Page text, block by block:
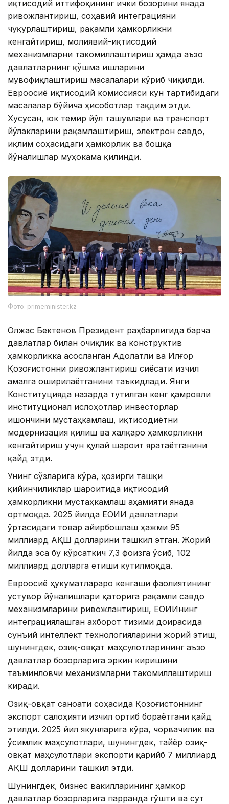
иқтисодий иттифоқининг ички бозорини янада
ривожлантириш, соҳавий интеграцияни
чуқурлаштириш, рақамли ҳамкорликни
кенгайтириш, молиявий-иқтисодий
механизмларни такомиллаштириш ҳамда аъзо
давлатларнинг қўшма ишларини
мувофиқлаштириш масалалари кўриб чиқилди.
Евроосиё иқтисодий комиссияси кун тартибидаги
масалалар бўйича ҳисоботлар тақдим этди.
Хусусан, юк темир йўл ташувлари ва транспорт
йўлакларини рақамлаштириш, электрон савдо,
иқлим соҳасидаги ҳамкорлик ва бошқа
йўналишлар муҳокама қилинди.
Фото: primeminister.kz
Олжас Бектенов Президент раҳбарлигида барча
давлатлар билан очиқлик ва конструктив
ҳамкорликка асосланган Адолатли ва Илғор
Қозоғистонни ривожлантириш сиёсати изчил
амалга оширилаётганини таъкидлади. Янги
Конституцияда назарда тутилган кенг қамровли
институционал ислоҳотлар инвесторлар
ишончини мустаҳкамлаш, иқтисодиётни
модернизация қилиш ва халқаро ҳамкорликни
кенгайтириш учун қулай шароит яратаётганини
қайд этди.
Унинг сўзларига кўра, ҳозирги ташқи
қийинчиликлар шароитида иқтисодий
ҳамкорликни мустаҳкамлаш аҳамияти янада
ортмоқда. 2025 йилда ЕОИИ давлатлари
ўртасидаги товар айирбошлаш ҳажми 95
миллиард АҚШ долларини ташкил этган. Жорий
йилда эса бу кўрсаткич 7,3 фоизга ўсиб, 102
миллиард долларга етиши кутилмоқда.
Евроосиё ҳукуматлараро кенгаши фаолиятининг
устувор йўналишлари қаторига рақамли савдо
механизмларини ривожлантириш, ЕОИИнинг
интеграциялашган ахборот тизими доирасида
сунъий интеллект технологияларини жорий этиш,
шунингдек, озиқ-овқат маҳсулотларининг аъзо
давлатлар бозорларига эркин киришини
таъминловчи механизмларни такомиллаштириш
киради.
Озиқ-овқат саноати соҳасида Қозоғистоннинг
экспорт салоҳияти изчил ортиб бораётгани қайд
этилди. 2025 йил якунларига кўра, чорвачилик ва
ўсимлик маҳсулотлари, шунингдек, тайёр озиқ-
овқат маҳсулотлари экспорти қарийб 7 миллиард
АҚШ долларини ташкил этди.
Шунингдек, бизнес вакилларининг ҳамкор
давлатлар бозорларига парранда гўшти ва сут